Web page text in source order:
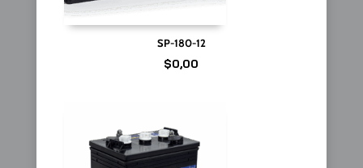
SP-180-12
$0,00